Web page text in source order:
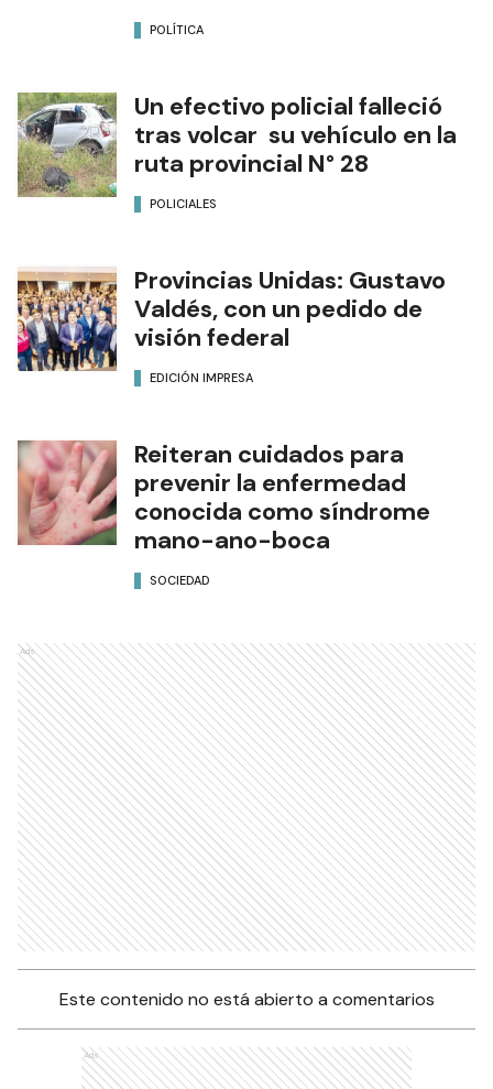
POLÍTICA
Un efectivo policial falleció
tras volcar su vehículo en la
ruta provincial N° 28
POLICIALES
Provincias Unidas: Gustavo
Valdés, con un pedido de
visión federal
EDICIÓN IMPRESA
Reiteran cuidados para
prevenir la enfermedad
conocida como síndrome
mano-ano-boca
SOCIEDAD
Ads
Este contenido no está abierto a comentarios
Ads